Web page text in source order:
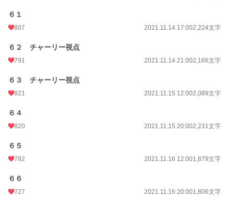
６１
807 2021.11.14 17:002,224文字
６２ チャーリー視点
791 2021.11.14 21:002,166文字
６３ チャーリー視点
821 2021.11.15 12:002,089文字
６４
820 2021.11.15 20:002,231文字
６５
782 2021.11.16 12:001,879文字
６６
727 2021.11.16 20:001,806文字